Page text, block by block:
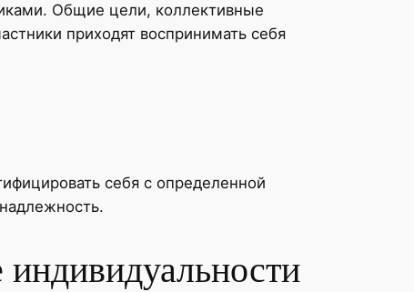
Общие цели, коллективные
приходят воспринимать себя
себя с определенной
индивидуальности